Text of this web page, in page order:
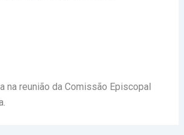
na reunião da Comissão Episcopal